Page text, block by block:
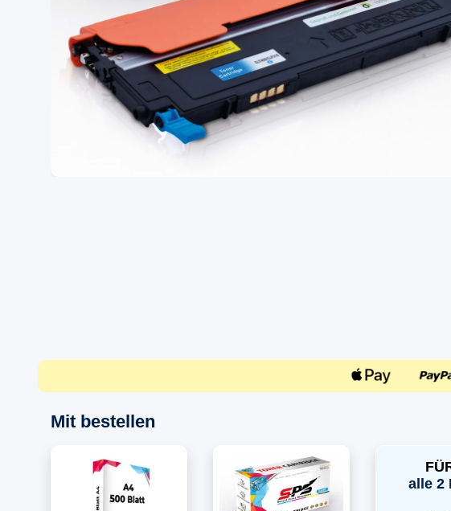
Mit bestellen
alle 2